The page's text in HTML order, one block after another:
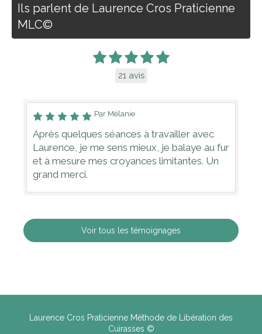
Ils parlent de Laurence Cros Praticienne
MLC©
21 avis
Par Mélanie
Après quelques séances à travailler avec
Laurence, je me sens mieux, je balaye au fur
et à mesure mes croyances limitantes. Un
grand merci.
Voir tous les témoignages
Laurence Cros Praticienne Méthode de Libération des
Cuirasses ©